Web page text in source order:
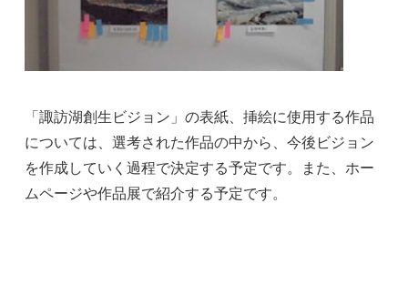
「諏訪湖創生ビジョン」の表紙、挿絵に使用する作品
については、選考された作品の中から、今後ビジョン
を作成していく過程で決定する予定です。また、ホー
ムページや作品展で紹介する予定です。